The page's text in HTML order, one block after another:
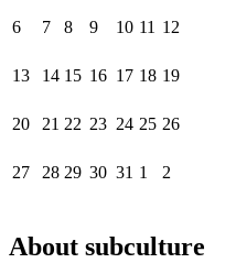
6 7 8 9 10 11 12
13 14 15 16 17 18 19
20 21 22 23 24 25 26
27 28 29 30 31 1 2
About subculture